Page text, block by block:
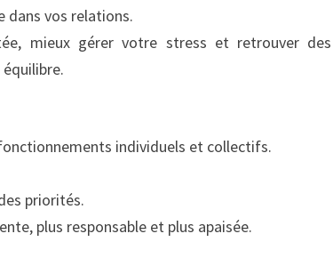
dans vos relations.
mieux gérer votre stress et retrouver des
individuels et collectifs.
priorités.
plus responsable et plus apaisée.